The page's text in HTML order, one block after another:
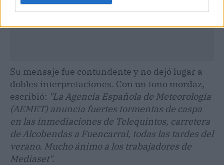
Su mensaje fue contundente y no dejó lugar a
dobles interpretaciones. Con un tono mordaz,
escribió: "La Agencia Española de Meteorología
(AEMET) anuncia fuertes tormentas de caspa
en las inmediaciones de Telequintos, carretera
de Alcobendas a Fuencarral, todas las tardes del
verano. Mucho ánimo a los trabajadores de
Mediaset".